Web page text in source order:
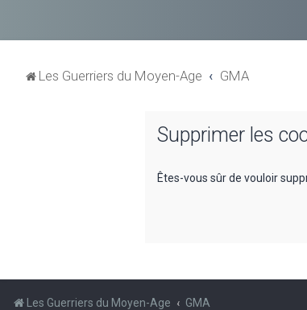
Les Guerriers du Moyen-Age GMA
Supprimer les
Êtes-vous sûr de vouloir
Les Guerriers du Moyen-Age GMA